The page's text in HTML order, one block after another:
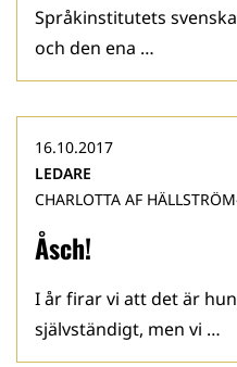
Språkinstitutets
och den ena …
Åsch!
16.10.2017
LEDARE
CHARLOTTA AF
I år firar vi att det är
självständigt, men vi …